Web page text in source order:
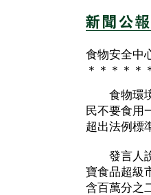
食物安全中
＊＊＊＊＊
食物環境
民不要食用
超出法例標
發言人說
寶食品超級
含百萬分之